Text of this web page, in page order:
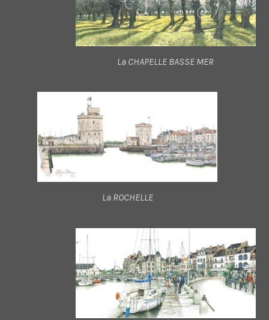
La CHAPELLE BASSE MER
La ROCHELLE